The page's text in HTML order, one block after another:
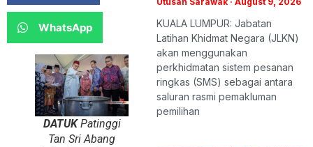
WhatsApp
DATUKPatinggi
Tan Sri Abang
KUALA LUMPUR: Jabatan
Latihan Khidmat Negara (JLKN)
akan menggunakan
perkhidmatan sistem pesanan
ringkas (SMS) sebagai antara
saluran rasmi pemakluman
pemilihan